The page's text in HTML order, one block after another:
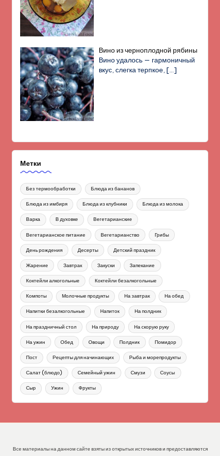
Вино из черноплодной рябины
Вино удалось — гармоничный
вкус, слегка терпкое,[…]
Метки
Без термообработки Блюда из бананов
Блюда из имбиря Блюда из клубники Блюда из молока
Варка В духовке Вегетарианские
Вегетарианское питание Вегетарианство Грибы
День рождения Десерты Детский праздник
Жарение Завтрак Закуски Запекание
Коктейли алкогольные Коктейли безалкогольные
Компоты Молочные продукты На завтрак На обед
Напитки безалкогольные Напиток На полдник
На праздничный стол На природу На скорую руку
На ужин Обед Овощи Полдник Помидор
Пост Рецепты для начинающих Рыба и морепродукты
Салат (блюдо) Семейный ужин Смузи Соусы
Сыр Ужин Фрукты
Все материалы на данном сайте взяты из открытых источников и предоставляются